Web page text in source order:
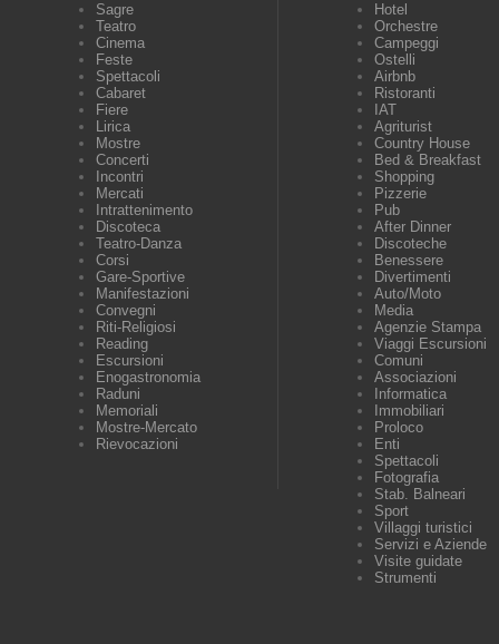
Sagre
Teatro
Cinema
Feste
Spettacoli
Cabaret
Fiere
Lirica
Mostre
Concerti
Incontri
Mercati
Intrattenimento
Discoteca
Teatro-Danza
Corsi
Gare-Sportive
Manifestazioni
Convegni
Riti-Religiosi
Reading
Escursioni
Enogastronomia
Raduni
Memoriali
Mostre-Mercato
Rievocazioni
Hotel
Orchestre
Campeggi
Ostelli
Airbnb
Ristoranti
IAT
Agriturist
Country House
Bed & Breakfast
Shopping
Pizzerie
Pub
After Dinner
Discoteche
Benessere
Divertimenti
Auto/Moto
Media
Agenzie Stampa
Viaggi Escursioni
Comuni
Associazioni
Informatica
Immobiliari
Proloco
Enti
Spettacoli
Fotografia
Stab. Balneari
Sport
Villaggi turistici
Servizi e Aziende
Visite guidate
Strumenti